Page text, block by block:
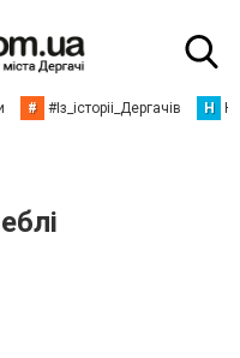
# #Із_історіі_Дергачів Н